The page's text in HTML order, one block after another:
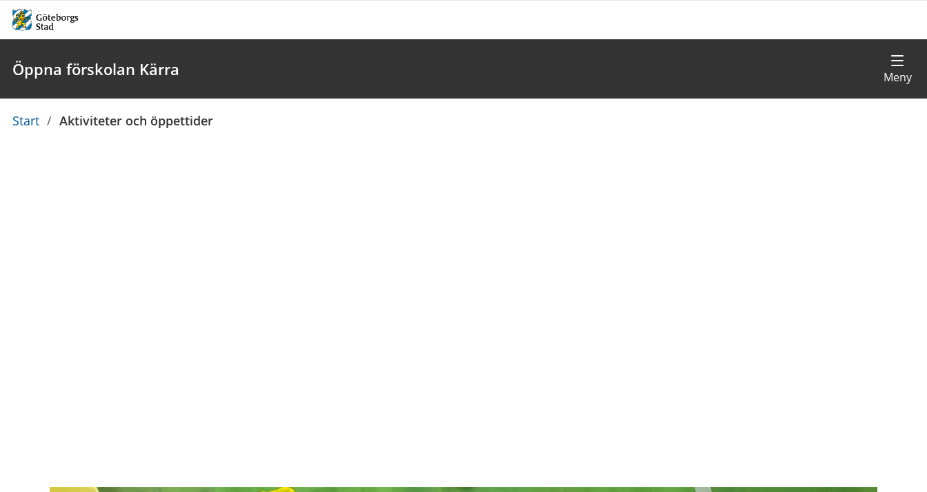
Öppna förskolan Kärra
Du
Start / Aktiviteter och öppettider